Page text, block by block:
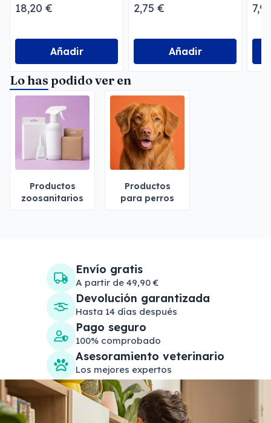
18,20 €
Añadir
2,75 €
Añadir
Lo has podido ver en
Productos
zoosanitarios
Productos
para perros
Envío gratis
A partir de 49,90 €
Devolución garantizada
Hasta 14 días después
Pago seguro
100% comprobado
Asesoramiento veterinario
Los mejores expertos